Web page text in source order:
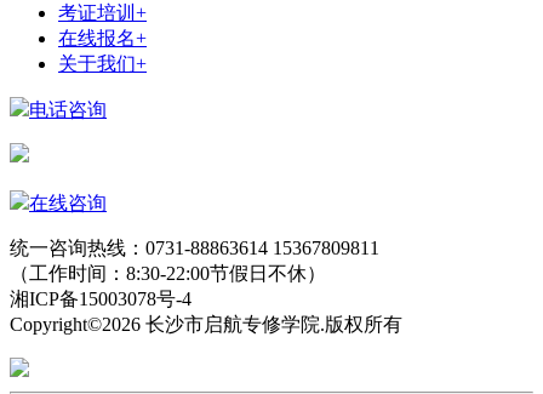
考证培训 +
在线报名+
关于我们+
电话咨询
在线咨询
统一咨询热线：0731-88863614 15367809811
（工作时间：8:30-22:00节假日不休）
湘ICP备15003078号-4
Copyright©2026 长沙市启航专修学院.版权所有